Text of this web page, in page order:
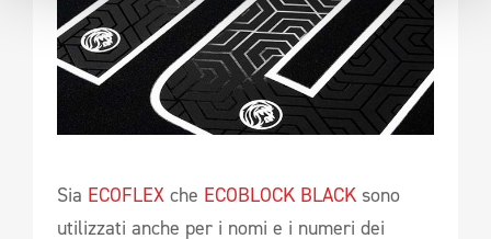
Sia ECOFLEX che ECOBLOCK BLACKsono
utilizzati anche per i nomi e i numeri dei